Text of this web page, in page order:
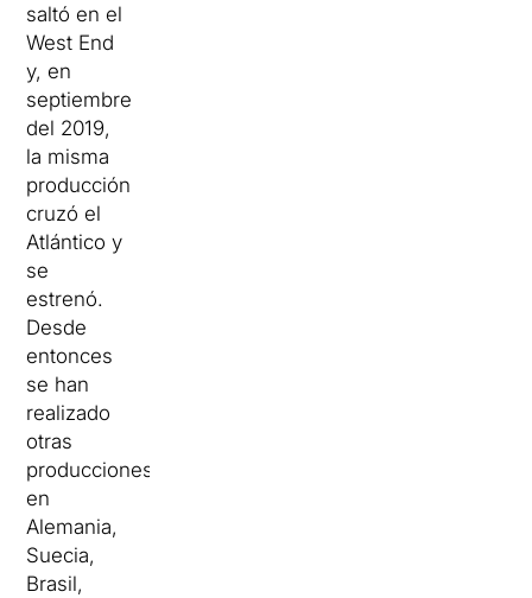
saltó en el
West End
y, en
septiembre
del 2019,
la misma
producción
cruzó el
Atlántico y
se
estrenó.
Desde
entonces
se han
realizado
otras
producciones
en
Alemania,
Suecia,
Brasil,